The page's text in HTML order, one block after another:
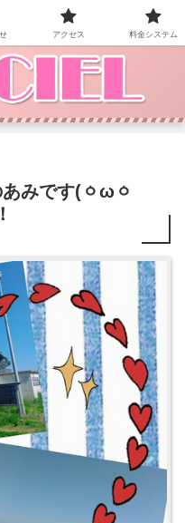
しています。
みです(ㆁωㆁ
アクセス 料金システム